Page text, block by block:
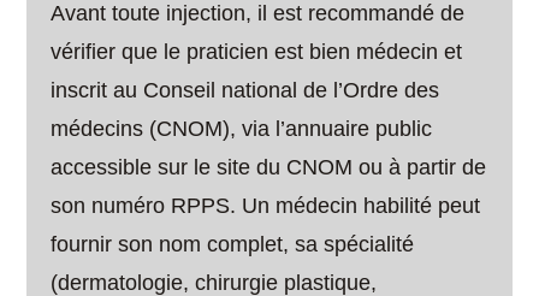
Avant toute injection, il est recommandé de
vérifier que le praticien est bien médecin et
inscrit au Conseil national de l’Ordre des
médecins (CNOM), via l’annuaire public
accessible sur le site du CNOM ou à partir de
son numéro RPPS. Un médecin habilité peut
fournir son nom complet, sa spécialité
(dermatologie, chirurgie plastique,